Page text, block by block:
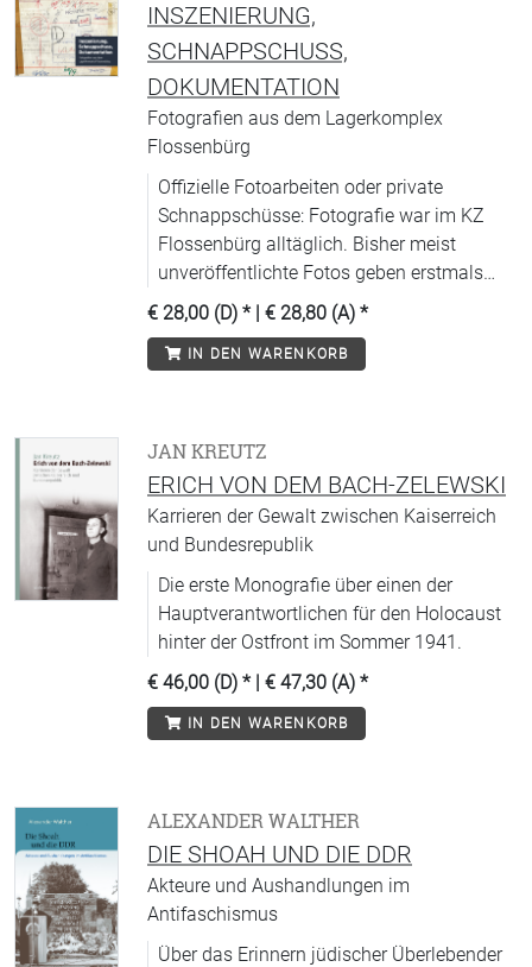
INSZENIERUNG,
SCHNAPPSCHUSS,
DOKUMENTATION
Fotografien aus dem Lagerkomplex
Flossenbürg
Offizielle Fotoarbeiten oder private
Schnappschüsse: Fotografie war im KZ
Flossenbürg alltäglich. Bisher meist
unveröffentlichte Fotos geben erstmals
Einblick in die Perspektiven der SS auf das
Lager.
€ 28,00 (D) * | € 28,80 (A) *
IN DEN WARENKORB
JAN KREUTZ
ERICH VON DEM BACH-ZELEWSKI
Karrieren der Gewalt zwischen Kaiserreich
und Bundesrepublik
Die erste Monografie über einen der
Hauptverantwortlichen für den Holocaust
hinter der Ostfront im Sommer 1941.
€ 46,00 (D) * | € 47,30 (A) *
IN DEN WARENKORB
ALEXANDER WALTHER
DIE SHOAH UND DIE DDR
Akteure und Aushandlungen im
Antifaschismus
Über das Erinnern jüdischer Überlebender